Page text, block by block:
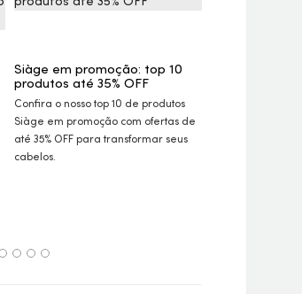
Siàge em promoção: top 10
produtos até 35% OFF
Confira o nosso top 10 de produtos
Siàge em promoção com ofertas de
até 35% OFFpara transformar seus
cabelos.